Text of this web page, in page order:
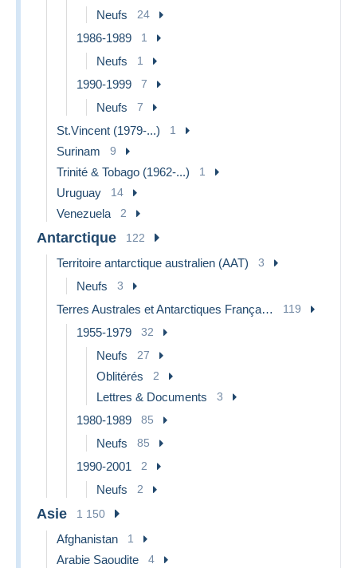
Neufs 24
1986-1989 1
Neufs 1
1990-1999 7
Neufs 7
St.Vincent (1979-...) 1
Surinam 9
Trinité & Tobago (1962-...) 1
Uruguay 14
Venezuela 2
Antarctique 122
Territoire antarctique australien (AAT) 3
Neufs 3
Terres Australes et Antarctiques Françaises (TAAF) 119
1955-1979 32
Neufs 27
Oblitérés 2
Lettres & Documents 3
1980-1989 85
Neufs 85
1990-2001 2
Neufs 2
Asie 1 150
Afghanistan 1
Arabie Saoudite 4